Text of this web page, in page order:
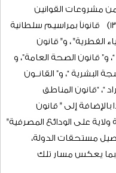
والشراكة في العمل
عليه قانون مجلس عمان
المجلسين عبر تنسيق
التنسيقية، هذا
مواد الاختلاف في
حيث شهد نصف الفترة
الفترة الحالية العاشرة
لمناقشة المواد محل
الاختلاف على عددٍ من مشروعات القوانين ، و (3) جلسات مشتركة
خلالها المجلسان على إقرار(14) من مشروعات القوانين